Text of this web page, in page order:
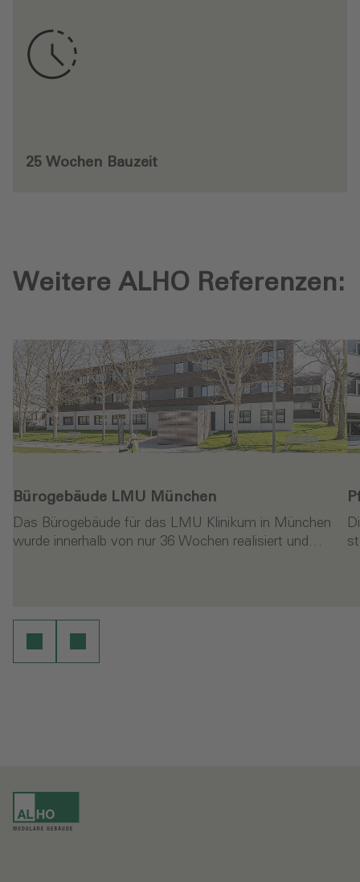
25 Wochen Bauzeit
Weitere ALHO Referenzen:
Bürogebäude LMU München
Das Bürogebäude für das LMU Klinikum in München
wurde innerhalb von nur 36 Wochen realisiert und…